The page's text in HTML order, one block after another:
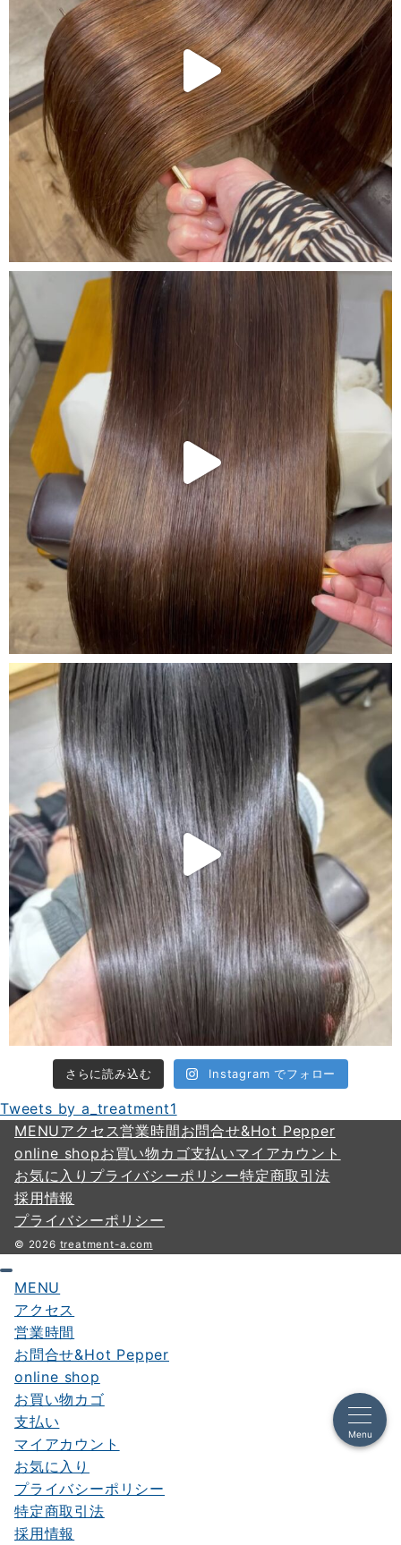
さらに読み込む Instagram でフォロー
Tweets by a_treatment1
MENUアクセス営業時間お問合せ&Hot Pepper
online shopお買い物カゴ支払いマイアカウント
お気に入り プライバシーポリシー特定商取引法
採用情報
プライバシーポリシー
© 2026 treatment-a.com
MENU
アクセス
営業時間
お問合せ&Hot Pepper
online shop
お買い物カゴ
支払い
マイアカウント
お気に入り
プライバシーポリシー
特定商取引法
採用情報
Menu